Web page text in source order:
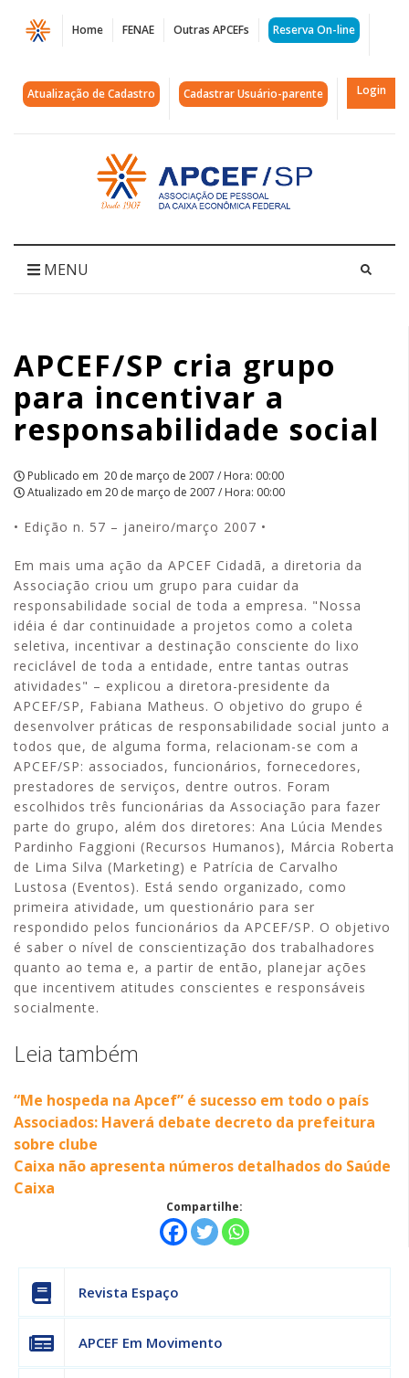
Página
APCEF/SP
cria
incentivar
responsabilidade
APCEF/SP
Home FENAE Outras APCEFs Reserva On-line
Atualização de Cadastro Cadastrar Usuário-parente Login
Acessar
página
inicial
MENU
APCEF/SP cria grupo
para incentivar a
responsabilidade social
Publicado em 20 de março de 2007 / Hora: 00:00
Atualizado em 20 de março de 2007 / Hora: 00:00
• Edição n. 57 – janeiro/março 2007 •
Em mais uma ação da APCEF Cidadã, a diretoria da
Associação criou um grupo para cuidar da
responsabilidade social de toda a empresa. "Nossa
idéia é dar continuidade a projetos como a coleta
seletiva, incentivar a destinação consciente do lixo
reciclável de toda a entidade, entre tantas outras
atividades" – explicou a diretora-presidente da
APCEF/SP, Fabiana Matheus. O objetivo do grupo é
desenvolver práticas de responsabilidade social junto a
todos que, de alguma forma, relacionam-se com a
APCEF/SP: associados, funcionários, fornecedores,
prestadores de serviços, dentre outros. Foram
escolhidos três funcionárias da Associação para fazer
parte do grupo, além dos diretores: Ana Lúcia Mendes
Pardinho Faggioni (Recursos Humanos), Márcia Roberta
de Lima Silva (Marketing) e Patrícia de Carvalho
Lustosa (Eventos). Está sendo organizado, como
primeira atividade, um questionário para ser
respondido pelos funcionários da APCEF/SP. O objetivo
é saber o nível de conscientização dos trabalhadores
quanto ao tema e, a partir de então, planejar ações
que incentivem atitudes conscientes e responsáveis
socialmente.
Leia também
“Me hospeda na Apcef” é sucesso em todo o país
Associados: Haverá debate decreto da prefeitura
sobre clube
Caixa não apresenta números detalhados do Saúde
Caixa
Compartilhe:
Revista Espaço
APCEF Em Movimento